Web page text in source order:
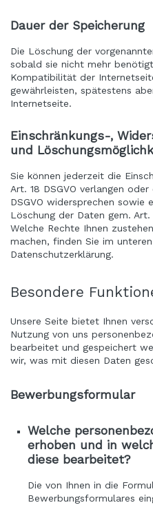
Dauer der Speicherung
Die Löschung der
sobald sie nicht mehr
Kompatibilität der
gewährleisten, spätestens
Internetseite.
Einschränkungs-,
und
Sie können jederzeit die
Art. 18 DSGVO verlangen
DSGVO widersprechen sowie
Löschung der Daten gem. Art.
Welche Rechte Ihnen
machen, finden Sie im
Datenschutzerklärung.
Besondere
Unsere Seite bietet Ihnen
Nutzung von uns
bearbeitet und gespeichert
wir, was mit diesen Daten
Bewerbungsformular
Welche
erhoben und in
diese bearbeitet?
Die von Ihnen in die
Bewerbungsformulares